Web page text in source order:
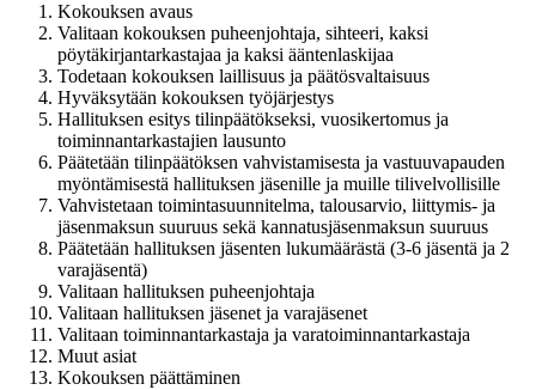
Kokouksen avaus
Valitaan kokouksen puheenjohtaja, sihteeri, kaksi
pöytäkirjantarkastajaa ja kaksi ääntenlaskijaa
Todetaan kokouksen laillisuus ja päätösvaltaisuus
Hyväksytään kokouksen työjärjestys
Hallituksen esitys tilinpäätökseksi, vuosikertomus ja
toiminnantarkastajien lausunto
Päätetään tilinpäätöksen vahvistamisesta ja vastuuvapauden
myöntämisestä hallituksen jäsenille ja muille tilivelvollisille
Vahvistetaan toimintasuunnitelma, talousarvio, liittymis- ja
jäsenmaksun suuruus sekä kannatusjäsenmaksun suuruus
Päätetään hallituksen jäsenten lukumäärästä (3-6 jäsentä ja 2
varajäsentä)
Valitaan hallituksen puheenjohtaja
Valitaan hallituksen jäsenet ja varajäsenet
Valitaan toiminnantarkastaja ja varatoiminnantarkastaja
Muut asiat
Kokouksen päättäminen